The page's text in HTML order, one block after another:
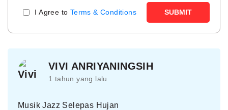
I Agree to Terms & Conditions SUBMIT
VIVI ANRIYANINGSIH
1 tahun yang lalu
Musik Jazz Selepas Hujan